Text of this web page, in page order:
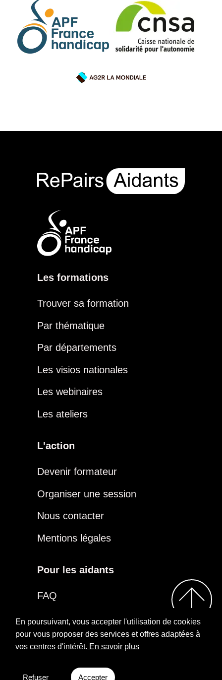
Les formations
Trouver sa formation
Par thématique
Par départements
Les visios nationales
Les webinaires
Les ateliers
L'action
Devenir formateur
Organiser une session
Nous contacter
Mentions légales
Pour les aidants
FAQ
Être aidant
Aidants
Facebook
En poursuivant, vous accepter l'utilisation de cookies
pour vous proposer des services et offres adaptées à
vos centres d'intérêt. En savoir plus
Refuser Accepter